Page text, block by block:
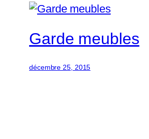
Garde meubles
décembre 25, 2015